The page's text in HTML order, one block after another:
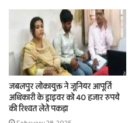
जबलपुर लोकायुक्त ने जूनियर आपूर्ति
अधिकारी के ड्राइवर को 40 हजार रुपये
की रिश्वत लेते पकड़ा